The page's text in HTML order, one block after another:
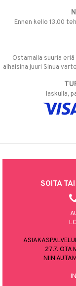
Ennen kello 13.00
Ostamalla suuria
alhaisina juuri Sinua
laskulla,
SOITA
27.7. OTA
NIIN